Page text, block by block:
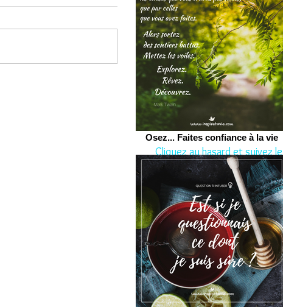
Cliquez au hasard et suivez le
conseil aujourd'hui.
Osez... Faites confiance à la vie